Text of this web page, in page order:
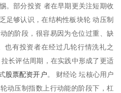
。部分投资 者在早期更关注短期收
足够认识，在结构性板块轮 动压制
的阶段，很容易因为仓位过重、缺
也有投资者在经过几轮行情洗礼之
长评估周期，在实践中形成了更适
股票配资开户。 财经论 坛核心用户
动压制指数上行动能的阶段下，杠